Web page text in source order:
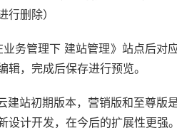
删除）
务管理下 建站管理》站点后对
，完成后保存进行预览。
建站初期版本，营销版和至尊版
计开发，在今后的扩展性更强。